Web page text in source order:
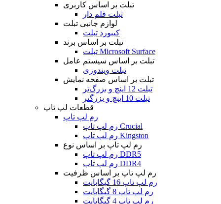
تبلت بر اساس کاربری
تبلت قلم دار
لوازم جانبی تبلت
کیبورد تبلت
تبلت بر اساس برند
تبلت Microsoft Surface
تبلت بر اساس سیستم عامل
تبلت ویندوزی
تبلت بر اساس صفحه نمایش
تبلت 12 اینچ و بزرگ‌تر
تبلت 10 اینچ و بزرگتر
قطعات لپ تاپ
رم لپ تاپ
رم لپ تاپ Crucial
رم لپ تاپ Kingston
رم لپ تاپ بر اساس نوع
رم لپ تاپ DDR5
رم لپ تاپ DDR4
رم لپ تاپ بر اساس ظرفیت
رم لپ تاپ 16 گیگابایت
رم لپ تاپ 8 گیگابایت
رم لپ تاپ 4 گیگابایت